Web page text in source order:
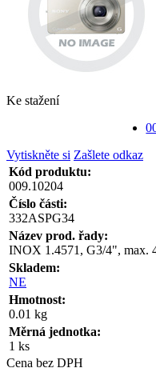
Ke stažení
Vytiskněte si Zašlete odkaz
Kód produktu:
009.10204
Číslo části:
332ASPG34
Název prod. řady:
INOX 1.4571, G3/4", max.
Skladem:
NE
Hmotnost:
0.01 kg
Měrná jednotka:
1 ks
Cena bez DPH